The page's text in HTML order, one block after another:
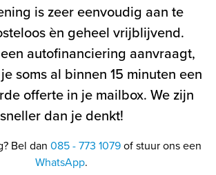
is zeer eenvoudig aan te
èn geheel vrijblijvend.
autofinanciering aanvraagt,
soms al binnen 15 minuten een
offerte in je mailbox. We zijn
sneller dan je denkt!
Bel dan 085 - 773 1079of stuur ons een
WhatsApp.